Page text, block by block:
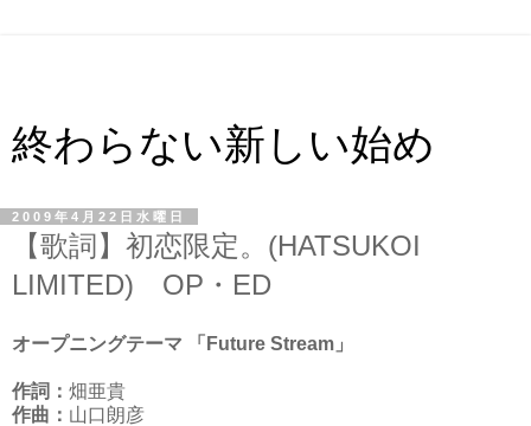
終わらない新しい始め
2009年4月22日水曜日
【歌詞】初恋限定。(HATSUKOI
LIMITED) OP・ED
オープニングテーマ 「Future Stream」
作詞： 畑亜貴
作曲： 山口朗彦